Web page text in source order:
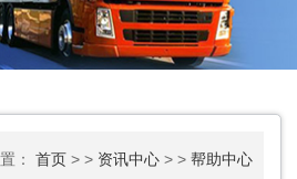
： 首页 > > 资讯中心 > > 帮助中心